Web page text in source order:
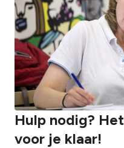
Hulp nodig?
voor je klaar!